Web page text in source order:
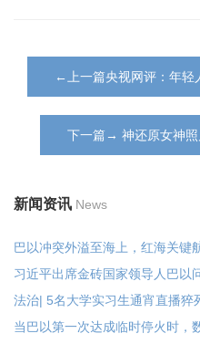
←上一篇央视网评：年轻
下一篇→ 神还原女神
新闻资讯 News
巴以冲突外溢至海上，红海关键
习近平出席金砖国家领导人巴以
法治| 5名大学实习生通宵直播猝
当巴以第一次达成临时停火时，